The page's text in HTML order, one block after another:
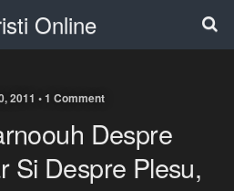
Online
2011 • 1 Comment
Despre
Si Despre Plesu,